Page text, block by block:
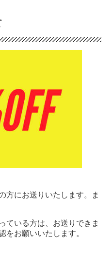
方にお送りいたします。ま
ている方は、お送りできま
をお願いいたします。